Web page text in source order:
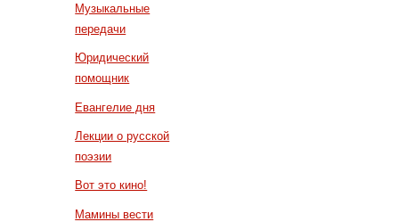
Музыкальные
передачи
Юридический
помощник
Евангелие дня
Лекции о русской
поэзии
Вот это кино!
Мамины вести